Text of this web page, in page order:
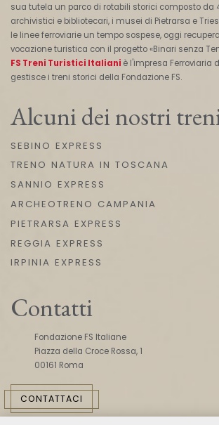
sua tutela un parco di rotabili storici composto da
archivistici e bibliotecari, i musei di Pietrarsa e
le linee ferroviarie un tempo sospese, oggi
vocazione turistica con il progetto «Binari senza
FS Treni Turistici Italiani è l'impresa Ferroviaria
gestisce i treni storici della Fondazione FS.
Alcuni dei nostri
SEBINO EXPRESS
TRENO NATURA IN TOSCANA
SANNIO EXPRESS
ARCHEOTRENO CAMPANIA
PIETRARSA EXPRESS
REGGIA EXPRESS
IRPINIA EXPRESS
Contatti
Fondazione FS Italiane
Piazza della Croce Rossa, 1
00161 Roma
CONTATTACI